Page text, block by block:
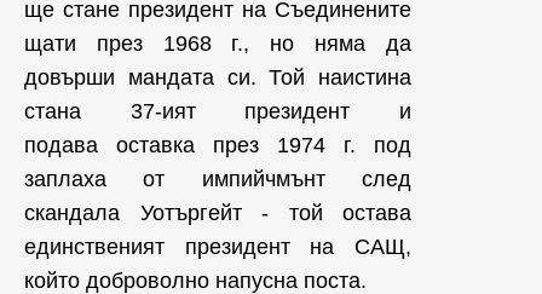
ще стане президент на Съединените
щати през 1968 г., но няма да
довърши мандата си. Той наистина
стана 37-ият президент и
подава оставка през 1974 г. под
заплаха от импийчмънт след
скандала Уотъргейт - той остава
единственият президент на САЩ,
който доброволно напусна поста.